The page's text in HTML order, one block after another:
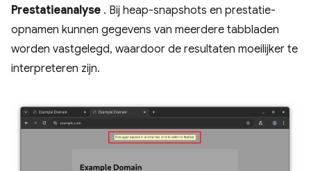
Prestatieanalyse . Bij heap-snapshots en prestatie-
opnamen kunnen gegevens van meerdere tabbladen
worden vastgelegd, waardoor de resultaten moeilijker te
interpreteren zijn.